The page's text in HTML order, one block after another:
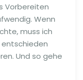
Vorbereiten
Wenn
muss ich
entschieden
Und so gehe